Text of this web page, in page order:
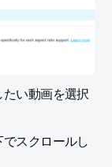
い動画を選択
スクロールし